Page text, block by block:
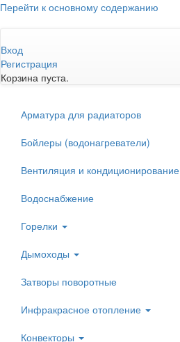
Перейти к основному содержанию
Вход
Регистрация
Корзина пуста.
Арматура для радиаторов
Бойлеры (водонагреватели)
Вентиляция и кондиционирование
Водоснабжение
Горелки
Дымоходы
Затворы поворотные
Инфракрасное отопление
Конвекторы